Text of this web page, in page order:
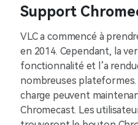
Support
VLC a commencé à
en 2014. Cependant, la
fonctionnalité et l’a
nombreuses
charge peuvent
Chromecast. Les